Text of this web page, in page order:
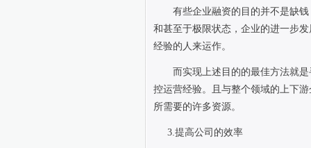
有些企业融资的目的并不是缺
和甚至于极限状态，企业的进一步
经验的人来运作。
而实现上述目的的最佳方法就
控运营经验。且与整个领域的上下
所需要的许多资源。
3. 提高公司的效率